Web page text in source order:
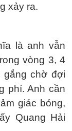
xảy ra.
là anh vẫn
vòng 3, 4
gắng chờ đợi
phí. Anh cần
giác bóng,
Quang Hải